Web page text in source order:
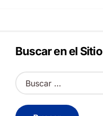
Buscar en el Sitio
B
u
c